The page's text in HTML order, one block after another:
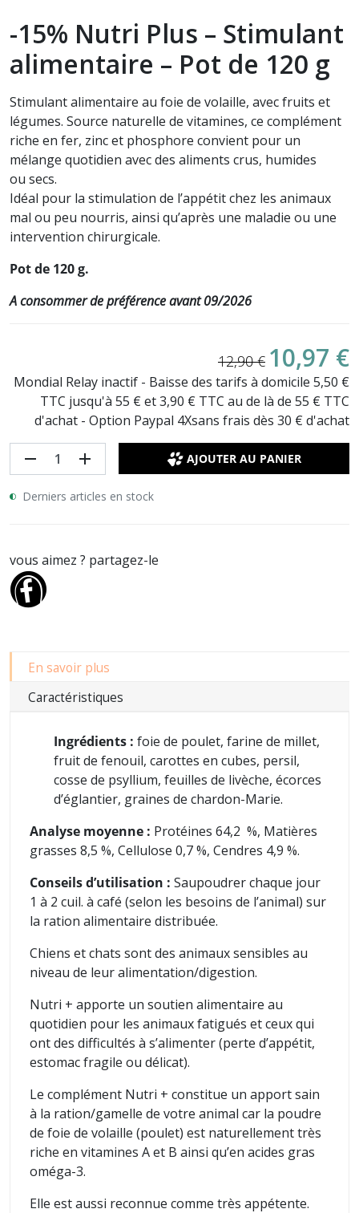
-15% Nutri Plus – Stimulant
alimentaire – Pot de 120 g
Stimulant alimentaire au foie de volaille, avec fruits et
légumes. Source naturelle de vitamines, ce complément
riche en fer, zinc et phosphore convient pour un
mélange quotidien avec des aliments crus, humides
ou secs.
Idéal pour la stimulation de l’appétit chez les animaux
mal ou peu nourris, ainsi qu’après une maladie ou une
intervention chirurgicale.
Pot de 120 g.
A consommer de préférence avant 09/2026
12,90 € 10,97 €
Mondial Relay inactif - Baisse des tarifs à domicile 5,50 €
TTC jusqu'à 55 € et 3,90 € TTC au de là de 55 € TTC
d'achat - Option Paypal 4Xsans frais dès 30 € d'achat
remove add AJOUTER AU PANIER
Derniers articles en stock
vous aimez ? partagez-le
En savoir plus
Caractéristiques
Ingrédients : foie de poulet, farine de millet,
fruit de fenouil, carottes en cubes, persil,
cosse de psyllium, feuilles de livèche, écorces
d’églantier, graines de chardon-Marie.
Analyse moyenne : Protéines 64,2 %, Matières
grasses 8,5 %, Cellulose 0,7 %, Cendres 4,9 %.
Conseils d’utilisation : Saupoudrer chaque jour
1 à 2 cuil. à café (selon les besoins de l’animal) sur
la ration alimentaire distribuée.
Chiens et chats sont des animaux sensibles au
niveau de leur alimentation/digestion.
Nutri + apporte un soutien alimentaire au
quotidien pour les animaux fatigués et ceux qui
ont des difficultés à s’alimenter (perte d’appétit,
estomac fragile ou délicat).
Le complément Nutri + constitue un apport sain
à la ration/gamelle de votre animal car la poudre
de foie de volaille (poulet) est naturellement très
riche en vitamines A et B ainsi qu’en acides gras
oméga-3.
Elle est aussi reconnue comme très appétente.